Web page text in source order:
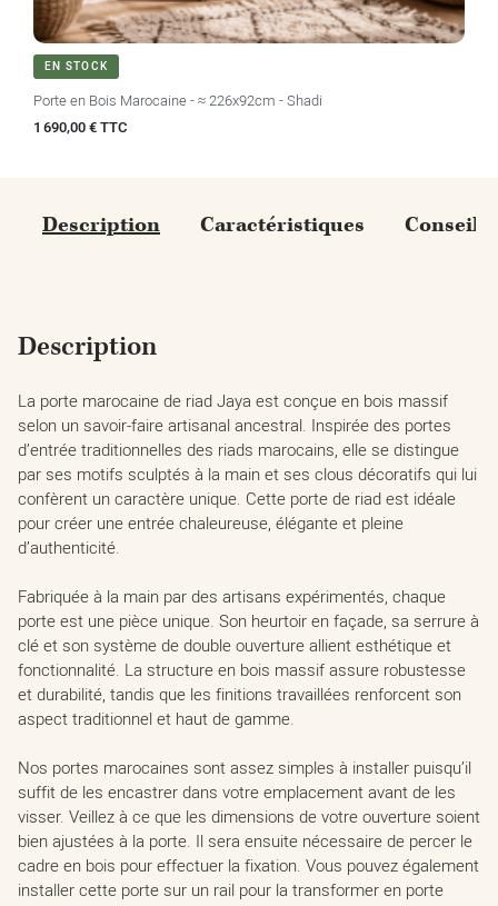
EN STOCK
Porte en Bois Marocaine - ≈ 226x92cm - Shadi
Prix
1 690,00 € TTC
Description Caractéristiques Conseils
Description
La porte marocaine de riad Jaya est conçue en bois massif
selon un savoir-faire artisanal ancestral. Inspirée des portes
d’entrée traditionnelles des riads marocains, elle se distingue
par ses motifs sculptés à la main et ses clous décoratifs qui lui
confèrent un caractère unique. Cette porte de riad est idéale
pour créer une entrée chaleureuse, élégante et pleine
d’authenticité.
Fabriquée à la main par des artisans expérimentés, chaque
porte est une pièce unique. Son heurtoir en façade, sa serrure à
clé et son système de double ouverture allient esthétique et
fonctionnalité. La structure en bois massif assure robustesse
et durabilité, tandis que les finitions travaillées renforcent son
aspect traditionnel et haut de gamme.
Nos portes marocaines sont assez simples à installer puisqu’il
suffit de les encastrer dans votre emplacement avant de les
visser. Veillez à ce que les dimensions de votre ouverture soient
bien ajustées à la porte. Il sera ensuite nécessaire de percer le
cadre en bois pour effectuer la fixation. Vous pouvez également
installer cette porte sur un rail pour la transformer en porte